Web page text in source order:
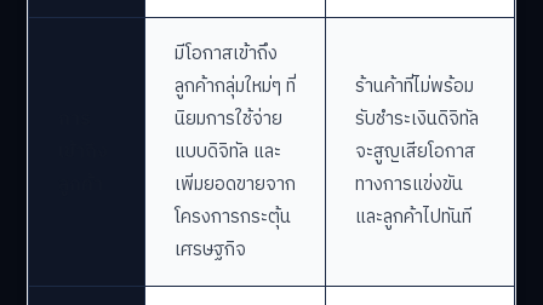
มีโอกาสเข้าถึง
ลูกค้ากลุ่มใหม่ๆ ที่
นิยมการใช้จ่าย
แบบดิจิทัล และ
เพิ่มยอดขายจาก
โครงการกระตุ้น
เศรษฐกิจ
ร้านค้าที่ไม่พร้อม
รับชำระเงินดิจิทัล
จะสูญเสียโอกาส
ทางการแข่งขัน
และลูกค้าไปทันที